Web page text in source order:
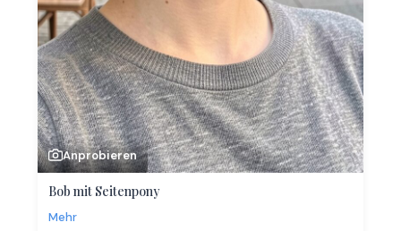
Anprobieren
Bob mit Seitenpony
Mehr